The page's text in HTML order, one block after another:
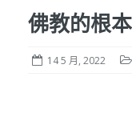
佛教的根
14 5 月, 2022